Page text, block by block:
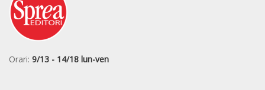
Orari: 9/13 - 14/18 lun-ven